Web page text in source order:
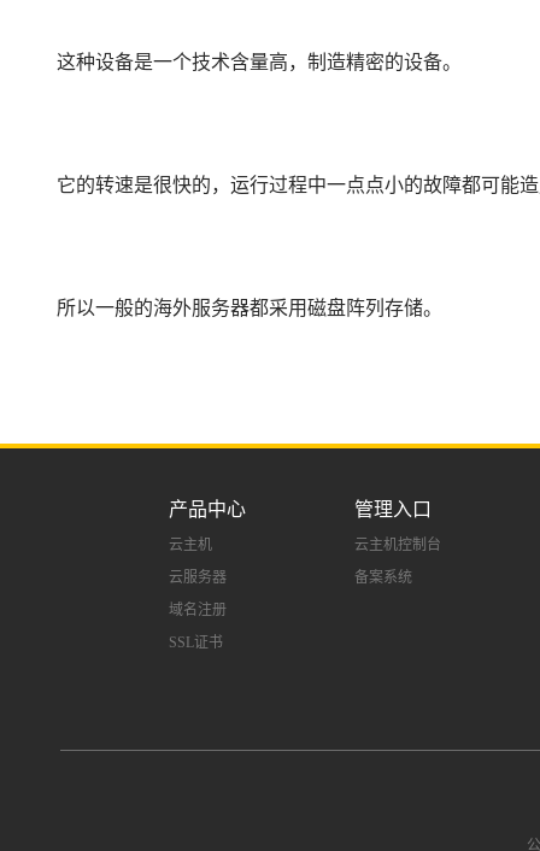
这种设备是一个技术含量高，制造精密的设备。
它的转速是很快的，运行过程中一点点小的故障都可能
所以一般的海外服务器都采用磁盘阵列存储。
产品中心
云主机
云服务器
域名注册
SSL证书
管理入口
云主机控制台
备案系统